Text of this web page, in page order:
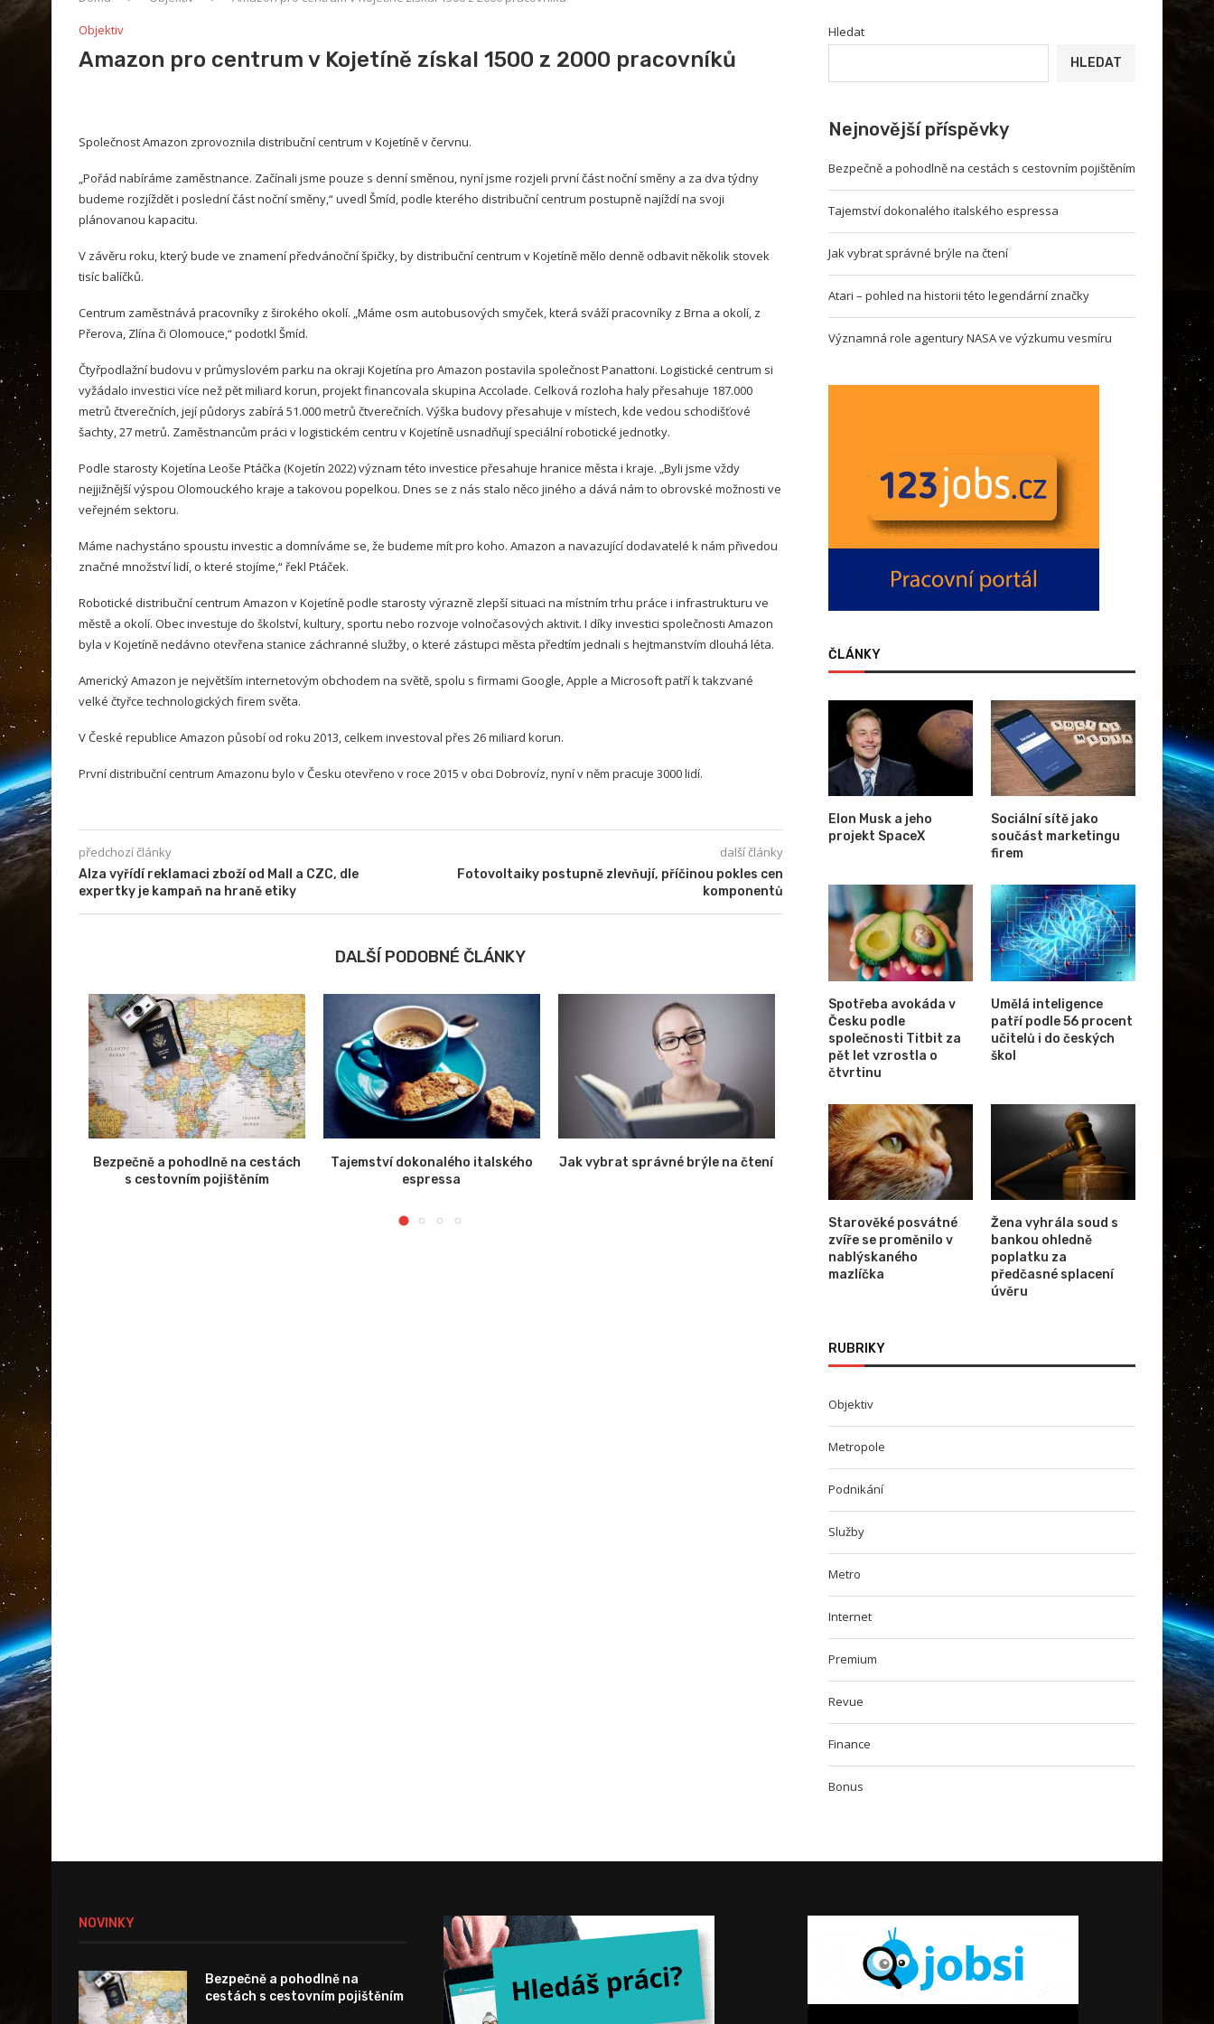
Objektiv
Amazon pro centrum v Kojetíně získal 1500 z 2000 pracovníků
Společnost Amazon zprovoznila distribuční centrum v Kojetíně v červnu.
„Pořád nabíráme zaměstnance. Začínali jsme pouze s denní směnou, nyní jsme rozjeli první část noční směny a za dva týdny
budeme rozjíždět i poslední část noční směny,“ uvedl Šmíd, podle kterého distribuční centrum postupně najíždí na svoji
plánovanou kapacitu.
V závěru roku, který bude ve znamení předvánoční špičky, by distribuční centrum v Kojetíně mělo denně odbavit několik stovek
tisíc balíčků.
Centrum zaměstnává pracovníky z širokého okolí. „Máme osm autobusových smyček, která sváží pracovníky z Brna a okolí, z
Přerova, Zlína či Olomouce,“ podotkl Šmíd.
Čtyřpodlažní budovu v průmyslovém parku na okraji Kojetína pro Amazon postavila společnost Panattoni. Logistické centrum si
vyžádalo investici více než pět miliard korun, projekt financovala skupina Accolade. Celková rozloha haly přesahuje 187.000
metrů čtverečních, její půdorys zabírá 51.000 metrů čtverečních. Výška budovy přesahuje v místech, kde vedou schodišťové
šachty, 27 metrů. Zaměstnancům práci v logistickém centru v Kojetíně usnadňují speciální robotické jednotky.
Podle starosty Kojetína Leoše Ptáčka (Kojetín 2022) význam této investice přesahuje hranice města i kraje. „Byli jsme vždy
nejjižnější výspou Olomouckého kraje a takovou popelkou. Dnes se z nás stalo něco jiného a dává nám to obrovské možnosti ve
veřejném sektoru.
Máme nachystáno spoustu investic a domníváme se, že budeme mít pro koho. Amazon a navazující dodavatelé k nám přivedou
značné množství lidí, o které stojíme,“ řekl Ptáček.
Robotické distribuční centrum Amazon v Kojetíně podle starosty výrazně zlepší situaci na místním trhu práce i infrastrukturu ve
městě a okolí. Obec investuje do školství, kultury, sportu nebo rozvoje volnočasových aktivit. I díky investici společnosti Amazon
byla v Kojetíně nedávno otevřena stanice záchranné služby, o které zástupci města předtím jednali s hejtmanstvím dlouhá léta.
Americký Amazon je největším internetovým obchodem na světě, spolu s firmami Google, Apple a Microsoft patří k takzvané
velké čtyřce technologických firem světa.
V České republice Amazon působí od roku 2013, celkem investoval přes 26 miliard korun.
První distribuční centrum Amazonu bylo v Česku otevřeno v roce 2015 v obci Dobrovíz, nyní v něm pracuje 3000 lidí.
předchozí články
Alza vyřídí reklamaci zboží od Mall a CZC, dle
expertky je kampaň na hraně etiky
další články
Fotovoltaiky postupně zlevňují, příčinou pokles cen
komponentů
DALŠÍ PODOBNÉ ČLÁNKY
Bezpečně a pohodlně na cestách
s cestovním pojištěním
Tajemství dokonalého italského
espressa
Jak vybrat správné brýle na čtení
Atari – pohled na historii této
legendární značky
Významná role agentury
výzkumu vesmíru
Hledat
HLEDAT
Nejnovější příspěvky
Bezpečně a pohodlně na cestách s cestovním pojištěním
Tajemství dokonalého italského espressa
Jak vybrat správné brýle na čtení
Atari – pohled na historii této legendární značky
Významná role agentury NASA ve výzkumu vesmíru
ČLÁNKY
Elon Musk a jeho
projekt SpaceX
Sociální sítě jako
součást marketingu
firem
Spotřeba avokáda v
Česku podle
společnosti Titbit za
pět let vzrostla o
čtvrtinu
Umělá inteligence
patří podle 56 procent
učitelů i do českých
škol
Starověké posvátné
zvíře se proměnilo v
nablýskaného
mazlíčka
Žena vyhrála soud s
bankou ohledně
poplatku za
předčasné splacení
úvěru
RUBRIKY
Objektiv
Metropole
Podnikání
Služby
Metro
Internet
Premium
Revue
Finance
Bonus
NOVINKY
Bezpečně a pohodlně na
cestách s cestovním pojištěním